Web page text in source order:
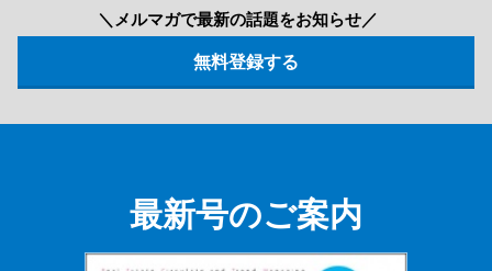
＼メルマガで最新の話題をお知らせ／
最新号のご案内